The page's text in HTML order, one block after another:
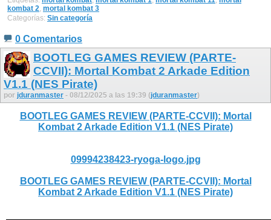
kombat 2 mortal kombat 3
Categorías: Sin categoría
0 Comentarios
BOOTLEG GAMES REVIEW (PARTE-
CCVII): Mortal Kombat 2 Arkade Edition
V1.1 (NES Pirate)
por jduranmaster - 08/12/2025 a las 19:39 (jduranmaster)
BOOTLEG GAMES REVIEW (PARTE-CCVII): Mortal
Kombat 2 Arkade Edition V1.1 (NES Pirate)
09994238423-ryoga-logo.jpg
BOOTLEG GAMES REVIEW (PARTE-CCVII): Mortal
Kombat 2 Arkade Edition V1.1 (NES Pirate)